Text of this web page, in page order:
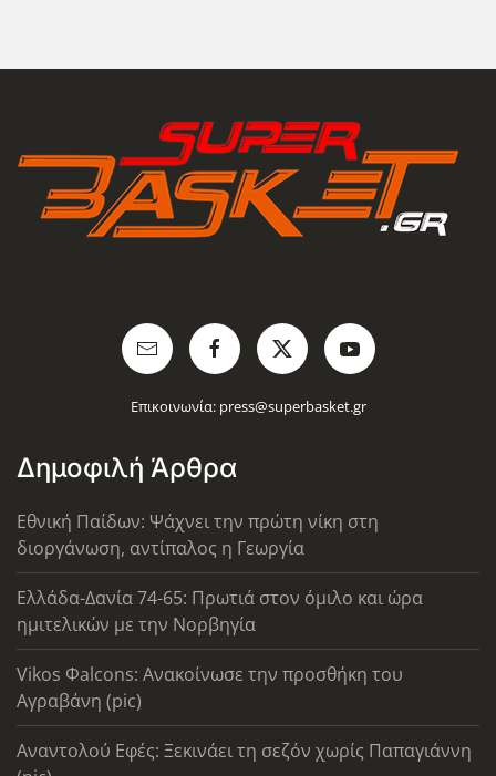
Επικοινωνία: press@superbasket.gr
Δημοφιλή Άρθρα
Εθνική Παίδων: Ψάχνει την πρώτη νίκη στη
διοργάνωση, αντίπαλος η Γεωργία
Ελλάδα-Δανία 74-65: Πρωτιά στον όμιλο και ώρα
ημιτελικών με την Νορβηγία
Vikos Φalcons: Ανακοίνωσε την προσθήκη του
Αγραβάνη (pic)
Αναντολού Εφές: Ξεκινάει τη σεζόν χωρίς Παπαγιάννη